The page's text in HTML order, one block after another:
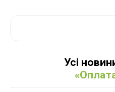
Усі